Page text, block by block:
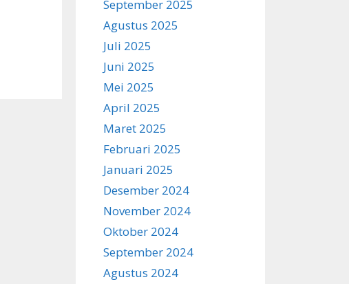
September 2025
Agustus 2025
Juli 2025
Juni 2025
Mei 2025
April 2025
Maret 2025
Februari 2025
Januari 2025
Desember 2024
November 2024
Oktober 2024
September 2024
Agustus 2024